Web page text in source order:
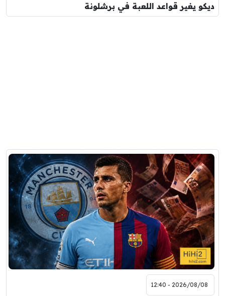
ديكو يغير قواعد اللعبة في برشلونة
2026/08/08 - 12:40